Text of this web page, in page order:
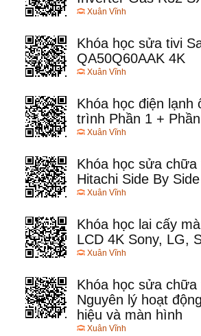
Xuân Vĩnh
Khóa học sửa tivi
QA50Q60AAK 4K
Xuân Vĩnh
Khóa học điện lạnh
trình Phần 1 +
Xuân Vĩnh
Khóa học sửa chữa
Hitachi Side By
Xuân Vĩnh
Khóa học lai cấy
LCD 4K Sony, LG,
Xuân Vĩnh
Khóa học sửa chữa
Nguyên lý hoạt
hiệu và màn hình
Xuân Vĩnh